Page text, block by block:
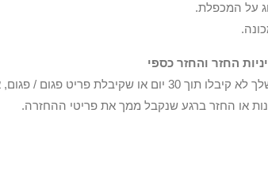
על המכפלת.
הפריטים שלך לא קיבלו תוך 30 יום או
או החזר ברגע שנקבל ממך את פריטי ההחזרה.